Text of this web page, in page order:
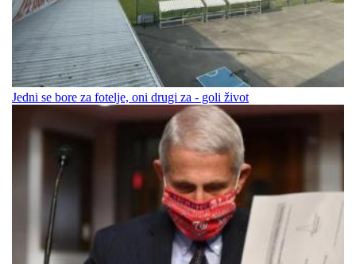
Jedni se bore za fotelje, oni drugi za - goli život